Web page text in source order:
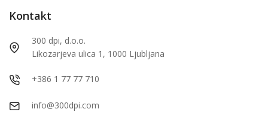
Kontakt
300 dpi, d.o.o.
Likozarjeva ulica 1, 1000 Ljubljana
+386 1 77 77 710
info@300dpi.com